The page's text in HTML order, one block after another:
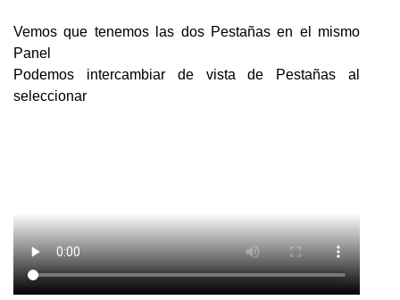
Vemos que tenemos las dos Pestañas en el mismo
Panel
Podemos intercambiar de vista de Pestañas al
seleccionar